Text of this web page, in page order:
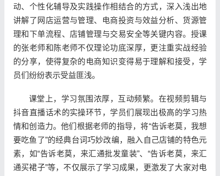
动、个性化辅导及实践操作相结合的方式，深入浅出地
讲解了网店运营与管理、电商投资与效益分析、货源管
理和下单流程、店铺管理与交易安全等关键内容。 授课
的张老师和陈老师不仅理论功底深厚，更注重实战经验
的分享，使得复杂的电商知识变得易于理解和接受，学
员们纷纷表示受益匪浅。
课堂上，学习氛围浓厚，互动频繁。在视频剪辑与
抖音直播话术的实操环节，学员们展现出极高的学习热
情和创造力。他们根据老师的指导，将“告诉老莫，我想
要吃鱼了”的经典台词巧妙改编，融入自己店铺的特色元
素，如“告诉老莫，来汇通批发童装”、“告诉老莫，来汇
通买裙子”等，不仅展示了学习成果，更激发了大家对电